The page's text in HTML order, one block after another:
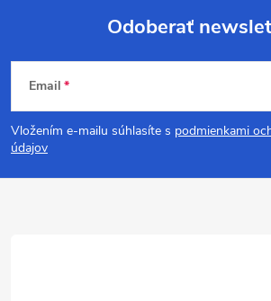
Z
á
p
Odoberať
Email
Vložením e-mailu súhlasíte s podmienkami
údajov